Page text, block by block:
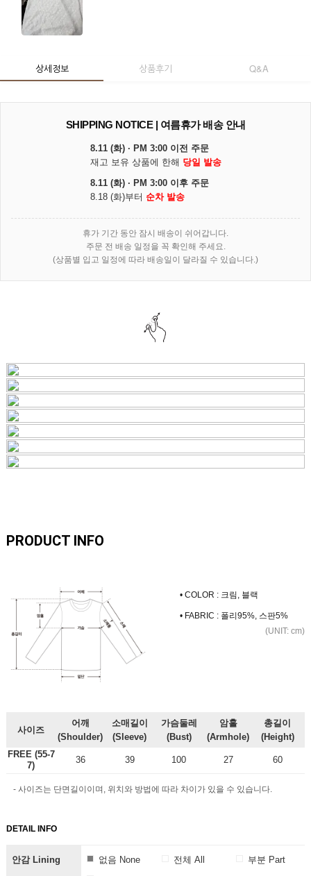
상세정보 상품후기 Q&A
SHIPPING NOTICE | 여름휴가 배송 안내
8.11 (화) · PM 3:00 이전 주문
재고 보유 상품에 한해 당일 발송
8.11 (화) · PM 3:00 이후 주문
8.18 (화)부터 순차 발송
휴가 기간 동안 잠시 배송이 쉬어갑니다.
주문 전 배송 일정을 꼭 확인해 주세요.
(상품별 입고 일정에 따라 배송일이 달라질 수 있습니다.)